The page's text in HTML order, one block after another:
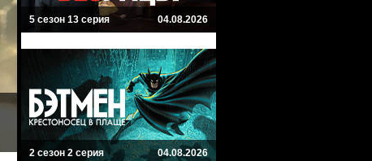
5 сезон 13 серия 04.08.2026
2 сезон 2 серия 04.08.2026